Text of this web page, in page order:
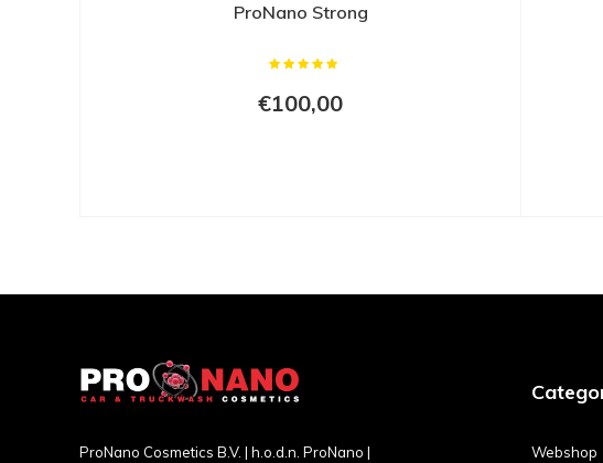
ProNano Strong
€100,00
ProNano Cosmetics B.V. | h.o.d.n. ProNano |
Webshop